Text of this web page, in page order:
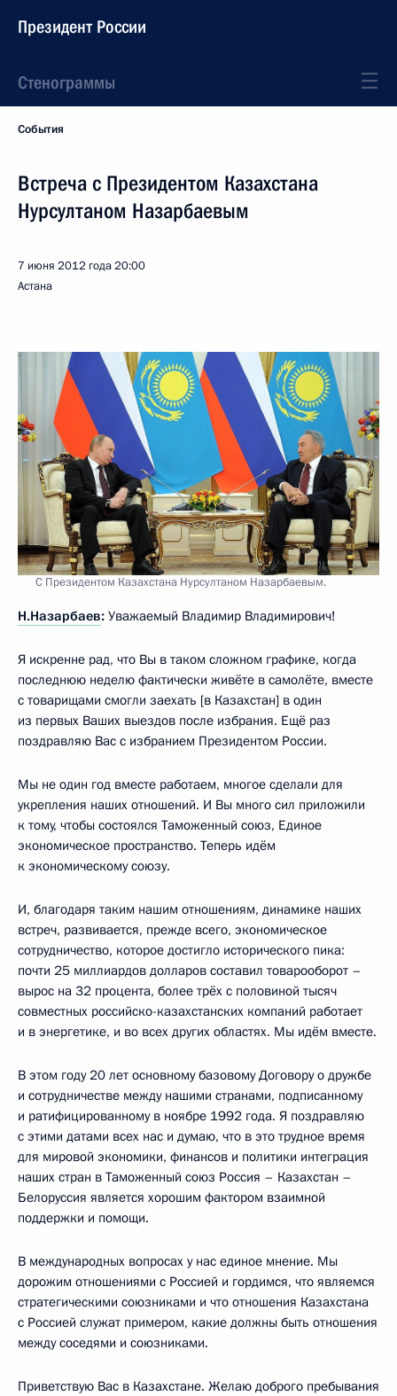
Президент России
Стенограммы
События
Встреча с Президентом Казахстана
Нурсултаном Назарбаевым
7 июня 2012 года20:00
Астана
С Президентом Казахстана Нурсултаном Назарбаевым.
Н.Назарбаев: Уважаемый Владимир Владимирович!
Я искренне рад, что Вы в таком сложном графике, когда
последнюю неделю фактически живёте в самолёте, вместе
с товарищами смогли заехать [в Казахстан] в один
из первых Ваших выездов после избрания. Ещё раз
поздравляю Вас с избранием Президентом России.
Мы не один год вместе работаем, многое сделали для
укрепления наших отношений. И Вы много сил приложили
к тому, чтобы состоялся Таможенный союз, Единое
экономическое пространство. Теперь идём
к экономическому союзу.
И, благодаря таким нашим отношениям, динамике наших
встреч, развивается, прежде всего, экономическое
сотрудничество, которое достигло исторического пика:
почти 25 миллиардов долларов составил товарооборот –
вырос на 32 процента, более трёх с половиной тысяч
совместных российско-казахстанских компаний работает
и в энергетике, и во всех других областях. Мы идём вместе.
В этом году 20 лет основному базовому Договору о дружбе
и сотрудничестве между нашими странами, подписанному
и ратифицированному в ноябре 1992 года. Я поздравляю
с этими датами всех нас и думаю, что в это трудное время
для мировой экономики, финансов и политики интеграция
наших стран в Таможенный союз Россия – Казахстан –
Белоруссия является хорошим фактором взаимной
поддержки и помощи.
В международных вопросах у нас единое мнение. Мы
дорожим отношениями с Россией и гордимся, что являемся
стратегическими союзниками и что отношения Казахстана
с Россией служат примером, какие должны быть отношения
между соседями и союзниками.
Приветствую Вас в Казахстане. Желаю доброго пребывания